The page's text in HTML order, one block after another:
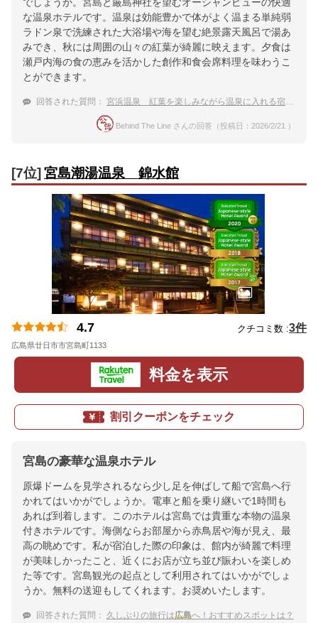
でしょうか。宮島と厳島神社を望むオーシャンビューの快適
な温泉ホテルです。温泉は効能豊かで体がよく温まる単純弱
ラドン泉で洗練された大浴場や海を望む絶景露天風呂で湯あ
みでき、秋には周囲の山々の紅葉が綺麗に映えます。夕食は
瀬戸内海の食の恵みを活かした創作和食会席料理を味わうこ
とができます。
回答された質問： 宮浜温泉 紅葉を楽しみながら温泉に入れる宿のおすすめは？
Behind The Line さんの回答（投稿日：2026/2/21 ）
[7位] 宮島潮湯温泉 錦水館
4.7 クチコミ数 :3件
広島県廿日市市宮島町1133
料金を表示
割引クーポンをチェック
宮島の豪華な温泉ホテル
原爆ドームを見学されるなら少し足を伸ばして船で宮島へ行
かれてはいかがでしょうか。電車と船を乗り継いで1時間も
あれば到着します。このホテルは宮島では貴重な本物の温泉
付きホテルです。海側ならお部屋から赤鳥居や海が見え、最
高の眺めです。私が宿泊した際の印象は、館内が綺麗で料理
が美味しかったこと、近くにお店が立ち並び賑わいを楽しめ
た等です。宮島観光の起点として利用されてはいかがでしょ
うか。無料の送迎もしてくれます。お奨めいたします。
回答された質問： 久しぶりの旅行は広島へ！おすすめスポットは？